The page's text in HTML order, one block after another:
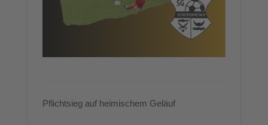
Pflichtsieg auf heimischem Geläuf